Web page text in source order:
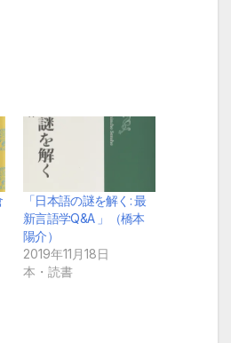
「日本語の謎を解く: 最
新言語学Q&A 」（橋本
陽介）
2019年11月18日
本・読書